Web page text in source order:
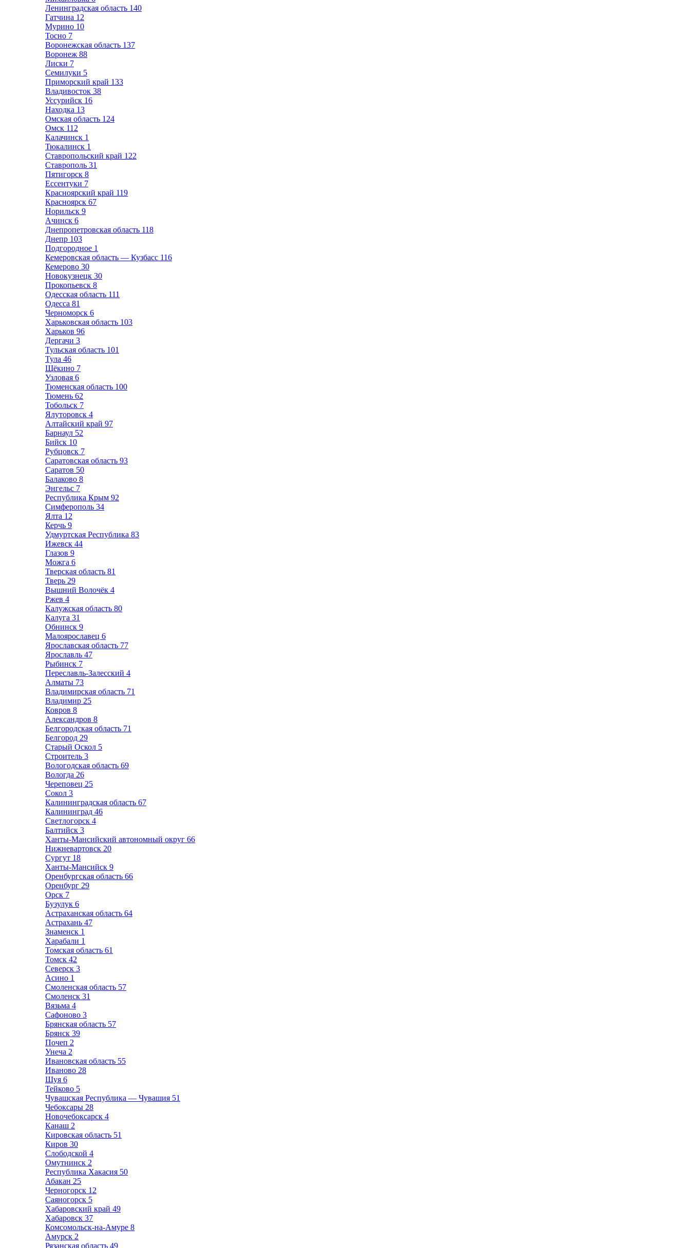
Ленинградская область 140
Гатчина 12
Мурино 10
Тосно 7
Воронежская область 137
Воронеж 88
Лиски 7
Семилуки 5
Приморский край 133
Владивосток 38
Уссурийск 16
Находка 13
Омская область 124
Омск 112
Калачинск 1
Тюкалинск 1
Ставропольский край 122
Ставрополь 31
Пятигорск 8
Ессентуки 7
Красноярский край 119
Красноярск 67
Норильск 9
Ачинск 6
Днепропетровская область 118
Днепр 103
Подгородное 1
Кемеровская область — Кузбасс 116
Кемерово 30
Новокузнецк 30
Прокопьевск 8
Одесская область 111
Одесса 81
Черноморск 6
Харьковская область 103
Харьков 96
Дергачи 3
Тульская область 101
Тула 46
Щёкино 7
Узловая 6
Тюменская область 100
Тюмень 62
Тобольск 7
Ялуторовск 4
Алтайский край 97
Барнаул 52
Бийск 10
Рубцовск 7
Саратовская область 93
Саратов 50
Балаково 8
Энгельс 7
Республика Крым 92
Симферополь 34
Ялта 12
Керчь 9
Удмуртская Республика 83
Ижевск 44
Глазов 9
Можга 6
Тверская область 81
Тверь 29
Вышний Волочёк 4
Ржев 4
Калужская область 80
Калуга 31
Обнинск 9
Малоярославец 6
Ярославская область 77
Ярославль 47
Рыбинск 7
Переславль-Залесский 4
Алматы 73
Владимирская область 71
Владимир 25
Ковров 8
Александров 8
Белгородская область 71
Белгород 29
Старый Оскол 5
Строитель 3
Вологодская область 69
Вологда 26
Череповец 25
Сокол 3
Калининградская область 67
Калининград 46
Светлогорск 4
Балтийск 3
Ханты-Мансийский автономный округ 66
Нижневартовск 20
Сургут 18
Ханты-Мансийск 9
Оренбургская область 66
Оренбург 29
Орск 7
Бузулук 6
Астраханская область 64
Астрахань 47
Знаменск 1
Харабали 1
Томская область 61
Томск 42
Северск 3
Асино 1
Смоленская область 57
Смоленск 31
Вязьма 4
Сафоново 3
Брянская область 57
Брянск 39
Почеп 2
Унеча 2
Ивановская область 55
Иваново 28
Шуя 6
Тейково 5
Чувашская Республика — Чувашия 51
Чебоксары 28
Новочебоксарск 4
Канаш 2
Кировская область 51
Киров 30
Слободской 4
Омутнинск 2
Республика Хакасия 50
Абакан 25
Черногорск 12
Саяногорск 5
Хабаровский край 49
Хабаровск 37
Комсомольск-на-Амуре 8
Амурск 2
Рязанская область 49